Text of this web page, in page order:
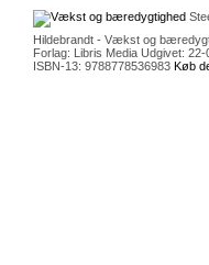
Hildebrandt - Vækst og
Forlag: Libris Media Udgivet: 22-
ISBN-13: 9788778536983 Køb